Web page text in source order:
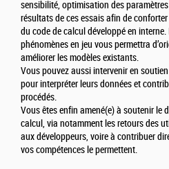
sensibilité, optimisation des
résultats de ces essais afin de
du code de calcul développé en
phénomènes en jeu vous permettra
améliorer les modèles existants.
Vous pouvez aussi intervenir en
pour interpréter leurs données et
procédés.
Vous êtes enfin amené(e) à soutenir le
calcul, via notamment les retours des
aux développeurs, voire à contribuer
vos compétences le permettent.